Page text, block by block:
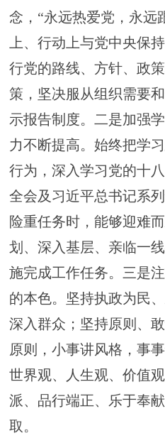
念， “永远热爱党，永远
上、行动上与党中央保
行党的路线、方针、政
策，坚决服从组织需要
示报告制度。 二是加强
力不断提高。始终把学
行为，深入学习党的十
全会及习近平总书记系
险重任务时，能够迎难
划、深入基层、亲临一
施完成工作任务。 三是
的本色。 坚持执政为民
深入群众；坚持原则、
原则，小事讲风格，事
世界观、人生观、价值
派、品行端正、乐于奉
取。